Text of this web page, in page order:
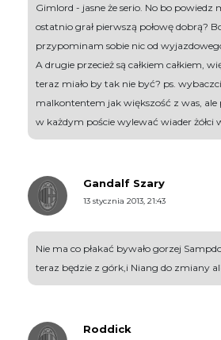
Gimlord - jasne że serio. No bo powiedz
ostatnio grał pierwszą połowę dobrą?
przypominam sobie nic od
A drugie przecież są całkiem całkiem,
teraz miało by tak nie być? ps.
malkontentem jak większość z was,
w każdym poście wylewać wiader żółci
Gandalf Szary
13 stycznia 2013, 21:43
Nie ma co płakać bywało gorzej
teraz będzie z górk,i Niang do zmiany
Roddick